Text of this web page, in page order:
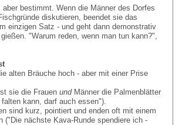
aber bestimmt. Wenn die Männer des Dorfes
diskutieren, beendet sie das
einzigen Satz - und geht dann demonstrativ
"Warum reden, wenn man tun kann?",
alten Bräuche hoch - aber mit einer Prise
sie die Frauen und Männer die Palmenblätter
kann, darf auch essen").
sind kurz, pointiert und enden oft mit einem
("Die nächste Kava-Runde spendiere ich -